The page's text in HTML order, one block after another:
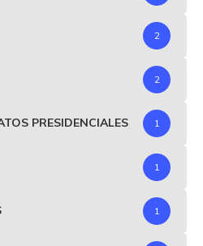
2
2
PRESIDENCIALES 1
1
1